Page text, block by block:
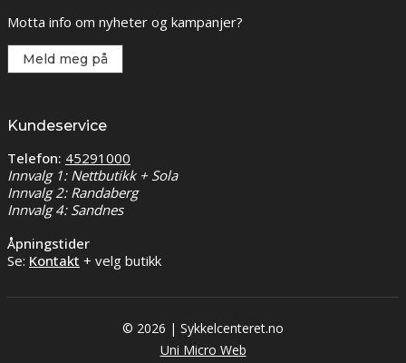
Motta info om nyheter og kampanjer?
Meld meg på
Kundeservice
Telefon: 45291000
Innvalg 1: Nettbutikk + Sola
Innvalg 2: Randaberg
Innvalg 4: Sandnes
Åpningstider
Se: Kontakt + velg butikk
© 2026 | Sykkelcenteret.no
Uni Micro Web